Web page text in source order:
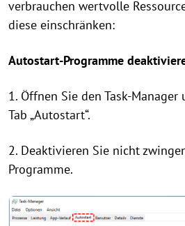
verbrauchen wertvolle
diese einschränken:
Autostart-Programme
1. Öffnen Sie den Task-Manager
Tab „Autostart“.
2. Deaktivieren Sie nicht
Programme.